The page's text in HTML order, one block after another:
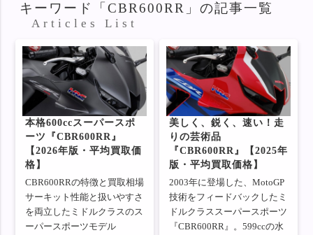
キーワード「CBR600RR」の記事一覧
Articles List
本格600ccスーパースポ
ーツ『CBR600RR』
【2026年版・平均買取価
格】
CBR600RRの特徴と買取相場
サーキット性能と扱いやすさ
を両立したミドルクラスのス
ーパースポーツモデル
美しく、鋭く、速い！走
りの芸術品
『CBR600RR』【2025年
版・平均買取価格】
2003年に登場した、MotoGP
技術をフィードバックしたミ
ドルクラススーパースポーツ
『CBR600RR』。599ccの水